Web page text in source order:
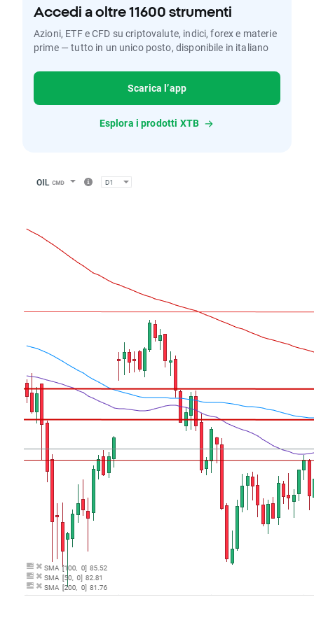
Accedi a oltre 11600 strumenti
Azioni, ETF e CFD su criptovalute, indici, forex e materie
prime — tutto in un unico posto, disponibile in italiano
Scarica l’app
Esplora i prodotti XTB